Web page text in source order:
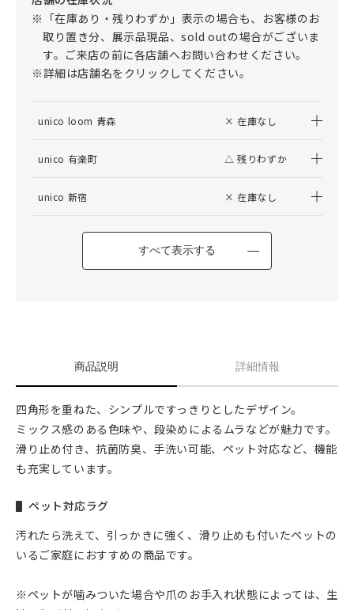
商品説明 詳細情報
四角形を重ねた、シンプルですっきりとしたデザイン。
ミックス感のある色味や、段染めによるムラなどが魅力です。
滑り止め付き、抗菌防臭、手洗い可能、ペット対応など、機能
も充実しています。
ペット対応ラグ
汚れたら洗えて、引っかきに強く、滑り止めも付いたペットの
いるご家庭におすすめの商品です。
※ペットが噛みついた場合や爪のお手入れ状態によっては、生
※「在庫あり・残りわずか」表示の場合も、お客様のお
取り置き分、展示品現品、sold outの場合がございま
す。ご来店の前に各店舗へお問い合わせください。
※詳細は店舗名をクリックしてください。
unico loom 青森 × 在庫なし
unico 有楽町 △ 残りわずか
unico 新宿 × 在庫なし
すべて表示する